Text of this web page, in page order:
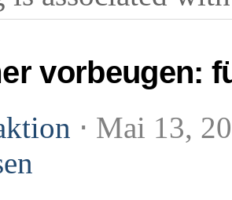
vorbeugen:
⋅ Mai 13,